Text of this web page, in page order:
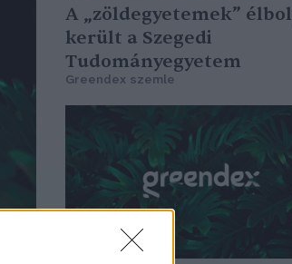
A „zöldegyetemek”
került a Szegedi
Tudományegyetem
Greendex szemle